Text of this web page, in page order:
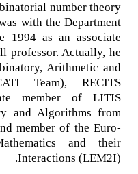
number theory
with the Department
1994 as an associate
professor. Actually, he
Arithmetic and
Team), RECITS
member of LITIS
and Algorithms from
member of the Euro-
and their
Interactions (LEM2I).